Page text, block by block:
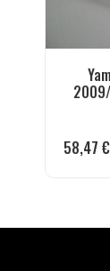
2009/
58,47 €